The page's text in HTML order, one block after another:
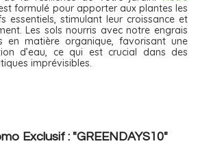
formulé pour apporter aux plantes les
essentiels, stimulant leur croissance et
Les sols nourris avec notre engrais
en matière organique, favorisant une
d’eau, ce qui est crucial dans des
imprévisibles.
Exclusif : "GREENDAYS10"